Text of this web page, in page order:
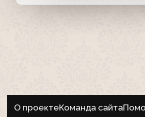
О проектеКоманда сайта